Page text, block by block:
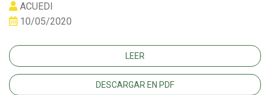
ACUEDI
10/05/2020
LEER
DESCARGAR EN PDF